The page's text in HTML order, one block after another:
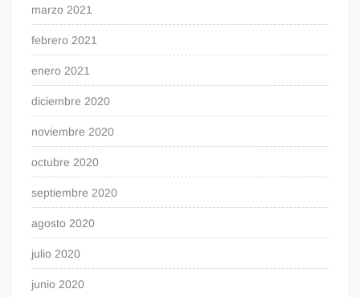
marzo 2021
febrero 2021
enero 2021
diciembre 2020
noviembre 2020
octubre 2020
septiembre 2020
agosto 2020
julio 2020
junio 2020